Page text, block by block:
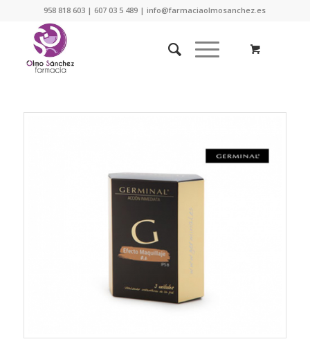
958 818 603 | 607 03 5 489 | info@farmaciaolmosanchez.es